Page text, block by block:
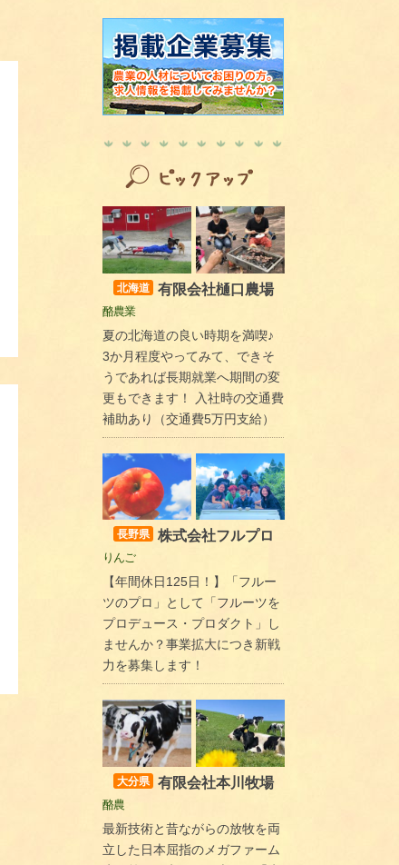
北海道 有限会社樋口農場
酪農業
夏の北海道の良い時期を満喫♪
3か月程度やってみて、できそ
うであれば長期就業へ期間の変
更もできます！ 入社時の交通費
補助あり（交通費5万円支給）
長野県 株式会社フルプロ
りんご
【年間休日125日！】「フルー
ツのプロ」として「フルーツを
プロデュース・プロダクト」し
ませんか？事業拡大につき新戦
力を募集します！
大分県 有限会社本川牧場
酪農
最新技術と昔ながらの放牧を両
立した日本屈指のメガファーム